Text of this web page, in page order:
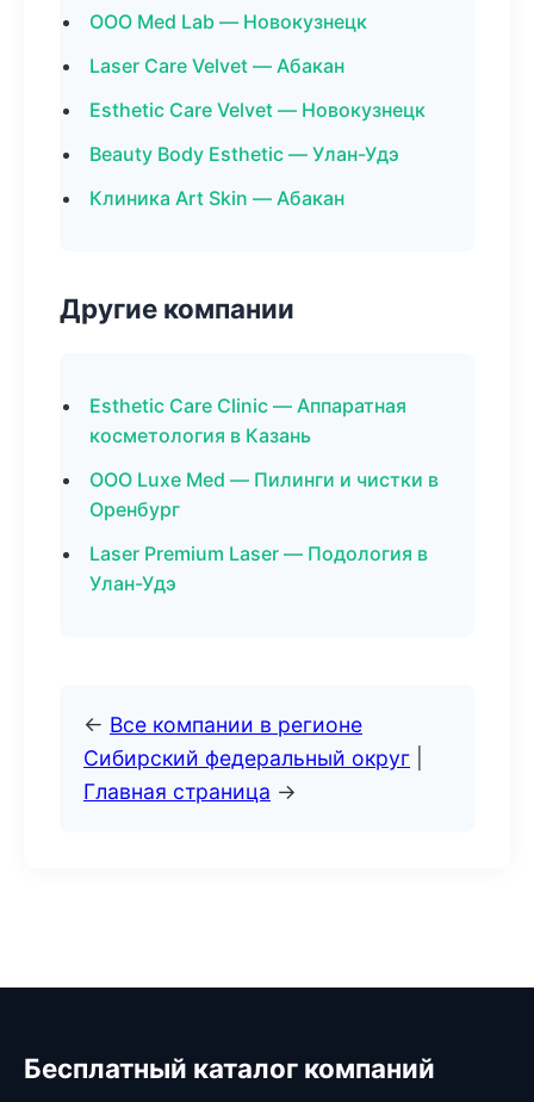
ООО Med Lab — Новокузнецк
Laser Care Velvet — Абакан
Esthetic Care Velvet — Новокузнецк
Beauty Body Esthetic — Улан-Удэ
Клиника Art Skin — Абакан
Другие компании
Esthetic Care Clinic — Аппаратная
косметология в Казань
ООО Luxe Med — Пилинги и чистки в
Оренбург
Laser Premium Laser — Подология в
Улан-Удэ
← Все компании в регионе
Сибирский федеральный округ
Главная страница →
Бесплатный каталог компаний